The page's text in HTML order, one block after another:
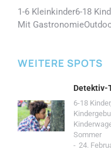
1-6 Kleinkinder6-18
Mit Gastronomie
WEITERE SPOTS
Detektiv-
6-18 Kinder,
Sommer
24.